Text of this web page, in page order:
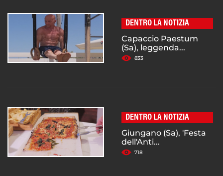
DENTRO LA NOTIZIA
Capaccio Paestum
(Sa), leggenda...
833
DENTRO LA NOTIZIA
Giungano (Sa), 'Festa
dell'Anti...
718